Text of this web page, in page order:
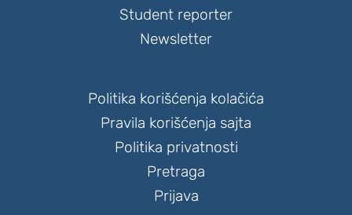
Student reporter
Newsletter
Politika korišćenja kolačića
Pravila korišćenja sajta
Politika privatnosti
Pretraga
Prijava